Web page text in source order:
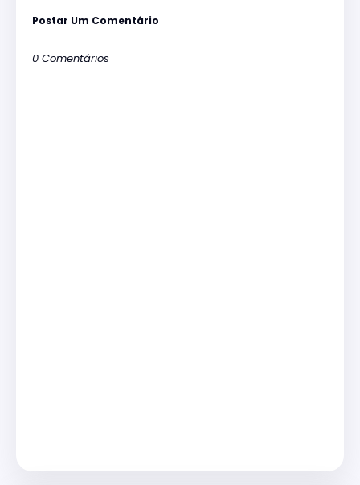
Postar Um Comentário
0 Comentários